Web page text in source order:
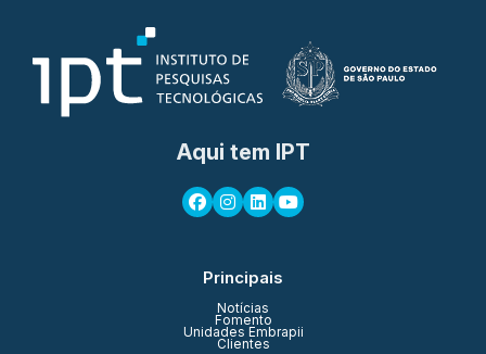
Aqui tem IPT
Principais
Notícias
Fomento
Unidades Embrapii
Clientes